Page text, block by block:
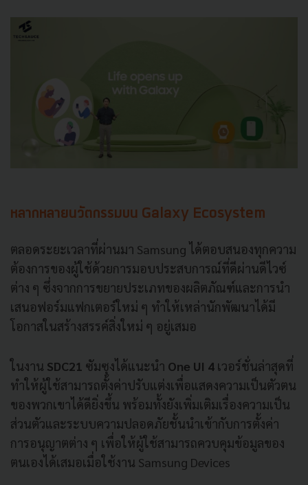
หลากหลายนวัตกรรมบน Galaxy Ecosystem
ตลอดระยะเวลาที่ผ่านมา Samsung ได้ตอบสนองทุกความ
ต้องการของผู้ใช้ด้วยการมอบประสบการณ์ที่ดีผ่านดีไวซ์
ต่าง ๆ ซึ่งจากการขยายประเภทของผลิตภัณฑ์และการนำ
เสนอฟอร์มแฟกเตอร์ใหม่ ๆ ทำให้เหล่านักพัฒนาได้มี
โอกาสในสร้างสรรค์สิ่งใหม่ ๆ อยู่เสมอ
ในงาน SDC21 ซัมซุงได้แนะนำ One UI 4 เวอร์ชั่นล่าสุดที่
ทำให้ผู้ใช้สามารถตั้งค่าปรับแต่งเพื่อแสดงความเป็นตัวตน
ของพวกเขาได้ดียิ่งขึ้น พร้อมทั้งยังเพิ่มเติมเรื่องความเป็น
ส่วนตัวและระบบความปลอดภัยชั้นนำเข้ากับการตั้งค่า
การอนุญาตต่าง ๆ เพื่อให้ผู้ใช้สามารถควบคุมข้อมูลของ
ตนเองได้เสมอเมื่อใช้งาน Samsung Devices